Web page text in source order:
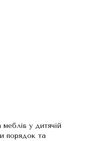
у дитячій
порядок та